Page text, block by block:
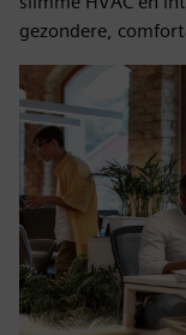
gezondere,